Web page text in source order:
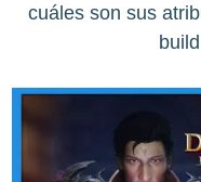
cuáles son sus